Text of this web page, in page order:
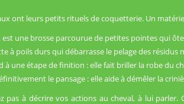
ont leurs petits rituels de coquetterie. Un
une brosse parcourue de petites pointes qui
à poils durs qui débarrasse le pelage des résidus
à une étape de finition : elle fait briller la robe du
le pansage : elle aide à démêler la
pas à décrire vos actions au cheval, à lui